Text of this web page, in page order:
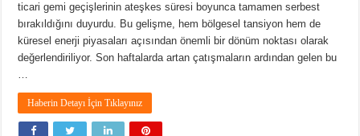
ticari gemi geçişlerinin ateşkes süresi boyunca tamamen serbest
bırakıldığını duyurdu. Bu gelişme, hem bölgesel tansiyon hem de
küresel enerji piyasaları açısından önemli bir dönüm noktası olarak
değerlendiriliyor. Son haftalarda artan çatışmaların ardından gelen bu
…
Haberin Detayı İçin Tıklayınız